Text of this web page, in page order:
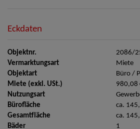
Eckdaten
Objektnr.
2086/
Vermarktungsart
Miete
Objektart
Büro /
Miete (exkl. USt.)
980,08
Nutzungsart
Bürofläche
ca.
Gesamtfläche ca.
Bäder
1